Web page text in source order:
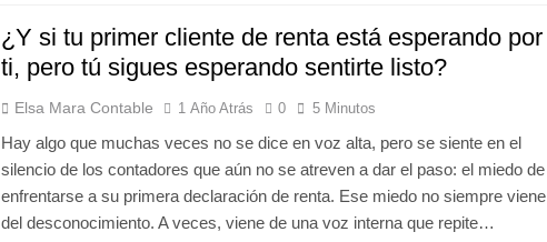
¿Y si tu primer cliente de renta está esperando por
ti, pero tú sigues esperando sentirte listo?
Elsa Mara Contable 1 Año Atrás 0 5 Minutos
Hay algo que muchas veces no se dice en voz alta, pero se siente en el
silencio de los contadores que aún no se atreven a dar el paso: el miedo de
enfrentarse a su primera declaración de renta. Ese miedo no siempre viene
del desconocimiento. A veces, viene de una voz interna que repite…